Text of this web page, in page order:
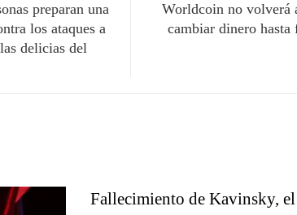
preparan una
los ataques a
delicias del
Worldcoin no volverá
cambiar dinero hasta
Fallecimiento de Kavinsky, el